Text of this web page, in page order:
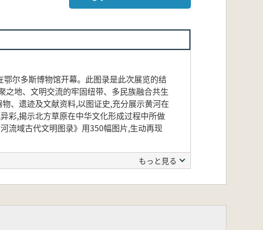
尔多斯博物馆开幕。此图录是此次展览的结
地、文明交流的牢固纽带、多民族融合共生
、遗迹及文献资料,以图证史,充分展示黄河在
彩,揭示北方草原在中华文化形成过程中所做
流域古代文明图录》用350幅图片,生动再现
もっと見る